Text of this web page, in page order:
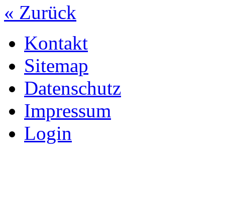
« Zurück
Kontakt
Sitemap
Datenschutz
Impressum
Login